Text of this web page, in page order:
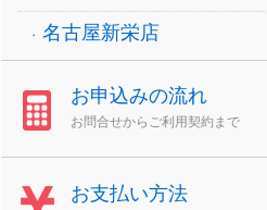
名古屋新栄店
お申込みの流れ
お問合せからご利用契約まで
お支払い方法